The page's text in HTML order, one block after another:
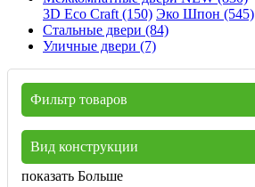
3D Eco Craft (150) Эко Шпон (545)
Стальные двери (84)
Уличные двери (7)
Фильтр товаров
Вид конструкции
показать Больше